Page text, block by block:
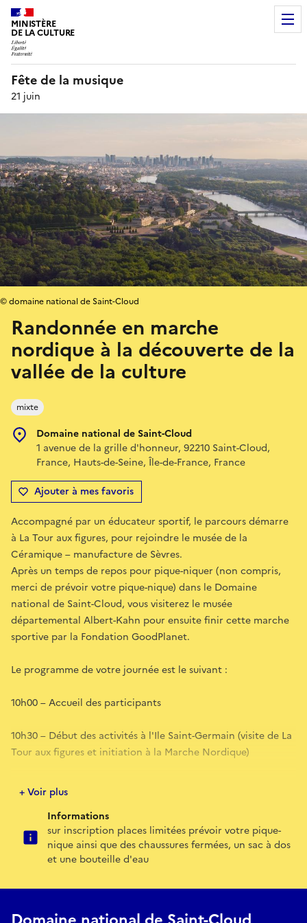
MINISTÈRE
DE LA CULTURE
Fête de la musique
21 juin
Randonnée en marche
nordique à la découverte de la
vallée de la culture
mixte
Domaine national de Saint-Cloud
1 avenue de la grille d'honneur, 92210 Saint-Cloud,
France, Hauts-de-Seine, Île-de-France, France
Ajouter à mes favoris
© domaine national de Saint-Cloud
Accompagné par un éducateur sportif, le parcours démarre
à La Tour aux figures, pour rejoindre le musée de la
Céramique – manufacture de Sèvres.
Après un temps de repos pour pique-niquer (non compris,
merci de prévoir votre pique-nique) dans le Domaine
national de Saint-Cloud, vous visiterez le musée
départemental Albert-Kahn pour ensuite finir cette marche
sportive par la Fondation GoodPlanet.
Le programme de votre journée est le suivant :
10h00 – Accueil des participants
10h30 – Début des activités à l'Ile Saint-Germain (visite de La
Tour aux figures et initiation à la Marche Nordique)
12h00 – Sèvres- manufacture et musée
13h00 – Pause déjeuner
13h50 – Domaine national de Saint-Cloud
15h45 – Fondation GoodPlanet
+ Voir plus
Informations
sur inscription places limitées prévoir votre pique-
nique ainsi que des chaussures fermées, un sac à dos
et une bouteille d'eau